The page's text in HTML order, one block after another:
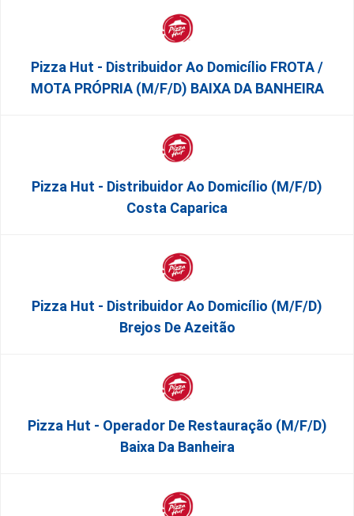
Pizza Hut - Distribuidor Ao Domicílio FROTA /
MOTA PRÓPRIA (m/f/d) BAIXA DA BANHEIRA
Pizza Hut - Distribuidor Ao Domicílio (m/f/d)
Costa Caparica
Pizza Hut - Distribuidor Ao Domicílio (m/f/d)
Brejos De Azeitão
Pizza Hut - Operador De Restauração (m/f/d)
Baixa Da Banheira